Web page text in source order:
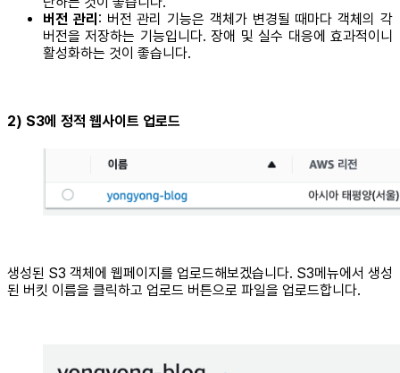
버전 관리 : 버전 관리 기능은 객체가 변경될 때마다 객체의 각
버전을 저장하는 기능입니다. 장애 및 실수 대응에 효과적이니
활성화하는 것이 좋습니다.
2) S3에 정적 웹사이트 업로드
생성된 S3 객체에 웹페이지를 업로드해보겠습니다. S3메뉴에서 생성
된 버킷 이름을 클릭하고 업로드 버튼으로 파일을 업로드합니다.